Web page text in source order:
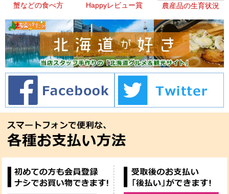
蟹などの食べ方 Happyレビュー賞 農産品の生育状況